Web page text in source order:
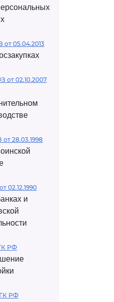
от 05.04.2013
от 02.10.2007
от 28.03.1998
02.12.1990
и
РФ
ГК РФ